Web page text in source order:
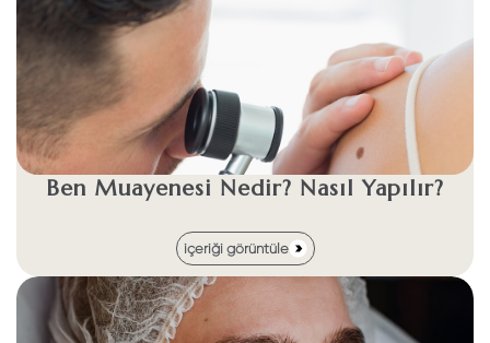
Ben Muayenesi Nedir? Nasıl Yapılır?
içeriği görüntüle